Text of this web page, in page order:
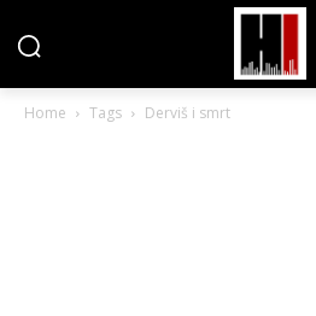
Home Tags Derviš i smrt